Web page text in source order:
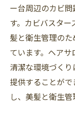
ー台周辺のカビ
す。カビバスタ
髪と衛生管理の
ています。ヘアサ
清潔な環境づく
提供することが
し、美髪と衛生管